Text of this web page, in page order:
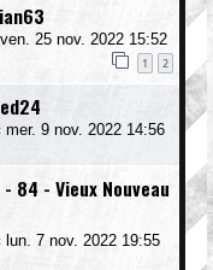
ven. 25 nov. 2022 15:52
1 2
mer. 9 nov. 2022 14:56
84 - Vieux Nouveau
lun. 7 nov. 2022 19:55